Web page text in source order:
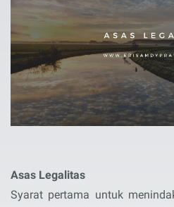
Asas Legalitas
Syarat pertama untuk